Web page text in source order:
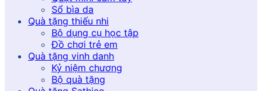
Sổ bìa da
Quà tặng thiếu nhi
Bộ dụng cụ học tập
Đồ chơi trẻ em
Quà tặng vinh danh
Kỷ niệm chương
Bộ quà tặng